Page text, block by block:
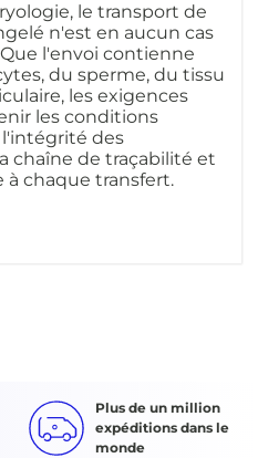
le transport de
n'est en aucun cas
l'envoi contienne
du sperme, du tissu
les exigences
les conditions
des
chaîne de traçabilité et
chaque transfert.
Plus de un million
expéditions dans le
monde